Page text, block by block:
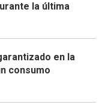
la última
en la
consumo